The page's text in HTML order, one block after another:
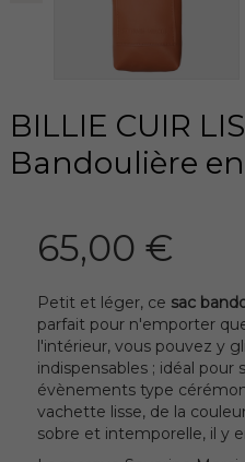
BILLIE CUIR
Bandoulière
65,00 €
Petit et léger, ce sac
parfait pour n'emporter
l'intérieur, vous pouvez y
indispensables ; idéal pour
évènements type
vachette lisse, de la
sobre et intemporelle, il y